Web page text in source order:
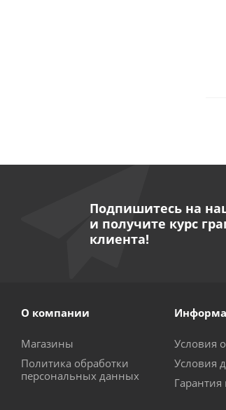
Подпишитесь на
и получите курс
клиента!
О компании
Магазины
Политика обработки
персональных данных
Условия
Условия
Гарантия